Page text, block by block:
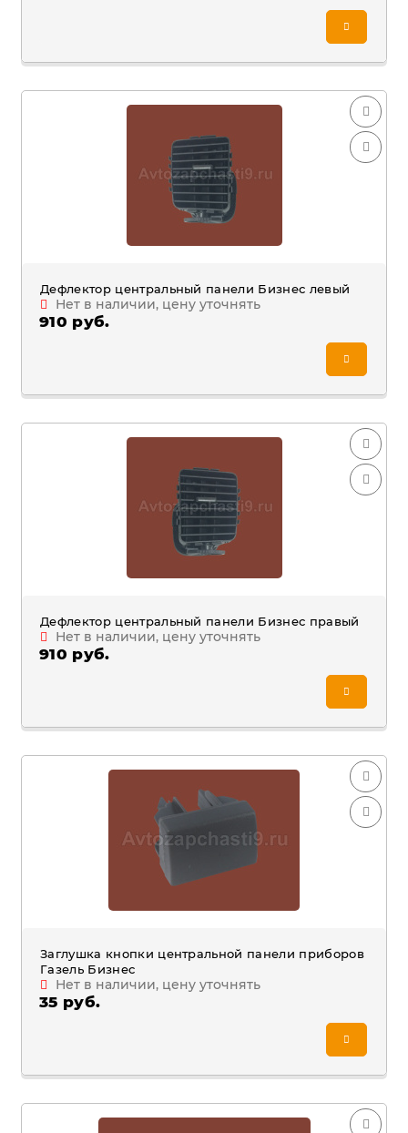
Дефлектор центральный панели Бизнес левый
Нет в наличии, цену уточнять
910 руб.
Дефлектор центральный панели Бизнес правый
Нет в наличии, цену уточнять
910 руб.
Заглушка кнопки центральной панели приборов
Газель Бизнес
Нет в наличии, цену уточнять
35 руб.